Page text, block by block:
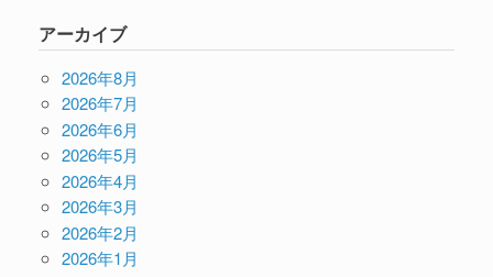
アーカイブ
2026年8月
2026年7月
2026年6月
2026年5月
2026年4月
2026年3月
2026年2月
2026年1月